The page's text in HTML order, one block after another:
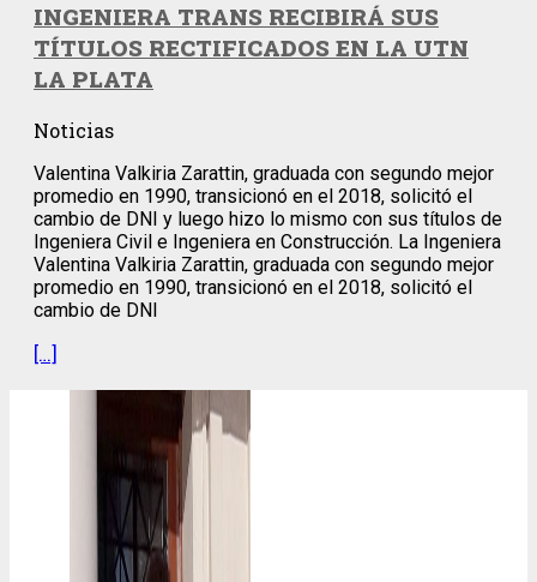
INGENIERA TRANS RECIBIRÁ SUS
TÍTULOS RECTIFICADOS EN LA UTN
LA PLATA
Noticias
Valentina Valkiria Zarattin, graduada con segundo mejor
promedio en 1990, transicionó en el 2018, solicitó el
cambio de DNI y luego hizo lo mismo con sus títulos de
Ingeniera Civil e Ingeniera en Construcción. La Ingeniera
Valentina Valkiria Zarattin, graduada con segundo mejor
promedio en 1990, transicionó en el 2018, solicitó el
cambio de DNI
[…]